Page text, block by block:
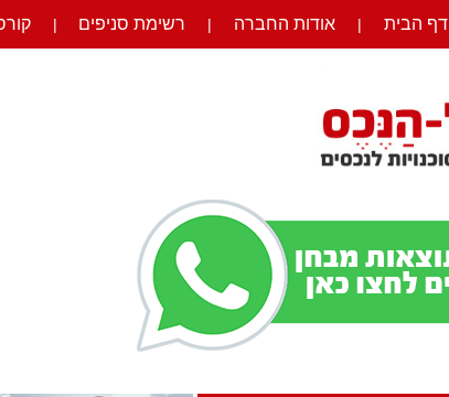
דף הבית | אודות החברה | רשימת סניפים |